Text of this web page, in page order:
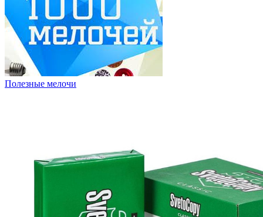
Полезные мелочи